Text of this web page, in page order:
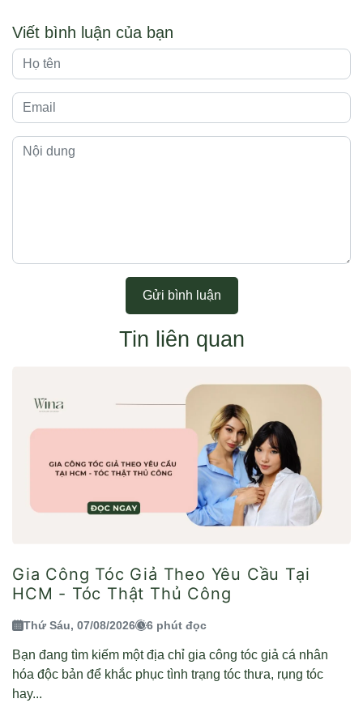
Viết bình luận của bạn
Gửi bình luận
Tin liên quan
Gia Công Tóc Giả Theo Yêu Cầu Tại
HCM - Tóc Thật Thủ Công
Thứ Sáu, 07/08/2026 6 phút đọc
Bạn đang tìm kiếm một địa chỉ gia công tóc giả cá nhân
hóa độc bản để khắc phục tình trạng tóc thưa, rụng tóc
hay...